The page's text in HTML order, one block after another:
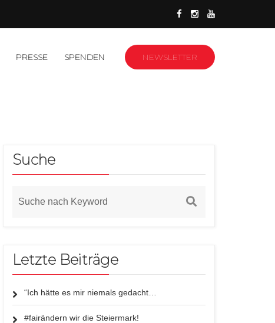
PRESSE SPENDEN NEWSLETTER
Suche
Letzte Beiträge
“Ich hätte es mir niemals gedacht…
#fairändern wir die Steiermark!